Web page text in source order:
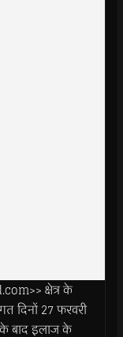
क्षेत्र के
दिनों 27 फरवरी
के बाद इलाज के